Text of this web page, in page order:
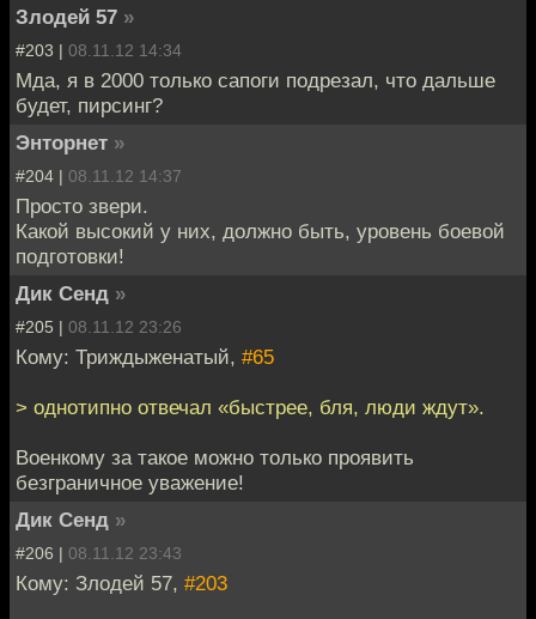
Злодей 57 »
#203 | 08.11.12 14:34
Мда, я в 2000 только сапоги подрезал, что дальше
будет, пирсинг?
Энторнет »
#204 | 08.11.12 14:37
Просто звери.
Какой высокий у них, должно быть, уровень боевой
подготовки!
Дик Сенд »
#205 | 08.11.12 23:26
Кому: Триждыженатый, #65
> однотипно отвечал «быстрее, бля, люди ждут».
Военкому за такое можно только проявить
безграничное уважение!
Дик Сенд »
#206 | 08.11.12 23:43
Кому: Злодей 57, #203